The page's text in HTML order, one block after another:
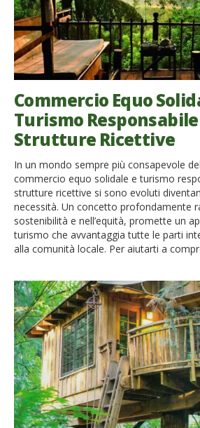
Commercio Equo
Turismo
Strutture Ricettive
In un mondo sempre più consapevole
commercio equo solidale e turismo
strutture ricettive si sono evoluti
necessità. Un concetto profondamente
sostenibilità e nell’equità, promette un
turismo che avvantaggia tutte le parti
alla comunità locale. Per aiutarti a